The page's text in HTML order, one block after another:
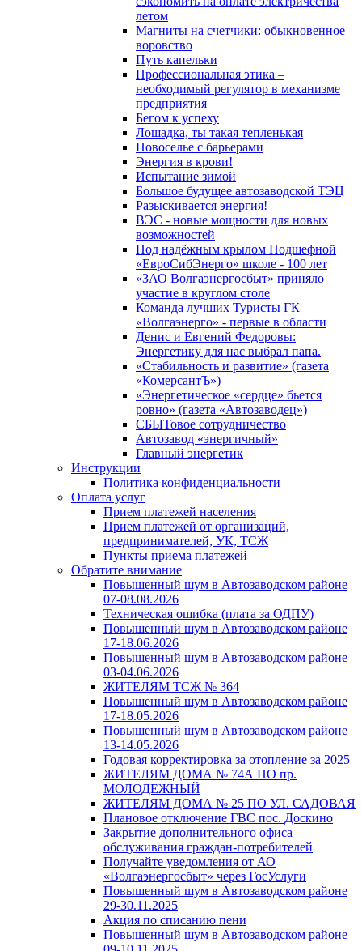
летом
Магниты на счетчики: обыкновенное
воровство
Путь капельки
Профессиональная этика –
необходимый регулятор в механизме
предприятия
Бегом к успеху
Лошадка, ты такая тепленькая
Новоселье с барьерами
Энергия в крови!
Испытание зимой
Большое будущее автозаводской ТЭЦ
Разыскивается энергия!
ВЭС - новые мощности для новых
возможностей
Под надёжным крылом Подшефной
«ЕвроСибЭнерго» школе - 100 лет
«ЗАО Волгаэнергосбыт» приняло
участие в круглом столе
Команда лучших Туристы ГК
«Волгаэнерго» - первые в области
Денис и Евгений Федоровы:
Энергетику для нас выбрал папа.
«Стабильность и развитие» (газета
«КомерсантЪ»)
«Энергетическое «сердце» бьется
ровно» (газета «Автозаводец»)
СБЫТовое сотрудничество
Автозавод «энергичный»
Главный энергетик
Инструкции
Политика конфиденциальности
Оплата услуг
Прием платежей населения
Прием платежей от организаций,
предпринимателей, УК, ТСЖ
Пункты приема платежей
Обратите внимание
Повышенный шум в Автозаводском районе
07-08.08.2026
Техническая ошибка (плата за ОДПУ)
Повышенный шум в Автозаводском районе
17-18.06.2026
Повышенный шум в Автозаводском районе
03-04.06.2026
ЖИТЕЛЯМ ТСЖ № 364
Повышенный шум в Автозаводском районе
17-18.05.2026
Повышенный шум в Автозаводском районе
13-14.05.2026
Годовая корректировка за отопление за 2025
ЖИТЕЛЯМ ДОМА № 74А ПО пр.
МОЛОДЕЖНЫЙ
ЖИТЕЛЯМ ДОМА № 25 ПО УЛ. САДОВАЯ
Плановое отключение ГВС пос. Доскино
Закрытие дополнительного офиса
обслуживания граждан-потребителей
Получайте уведомления от АО
«Волгаэнергосбыт» через ГосУслуги
Повышенный шум в Автозаводском районе
29-30.11.2025
Акция по списанию пени
Повышенный шум в Автозаводском районе